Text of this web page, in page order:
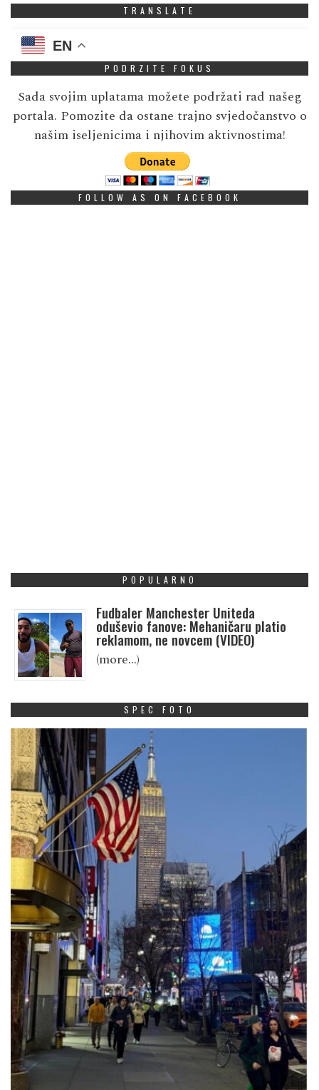
TRANSLATE
EN
PODRZITE FOKUS
Sada svojim uplatama možete podržati rad našeg
portala. Pomozite da ostane trajno svjedočanstvo o
našim iseljenicima i njihovim aktivnostima!
FOLLOW AS ON FACEBOOK
POPULARNO
Fudbaler Manchester Uniteda
oduševio fanove: Mehaničaru platio
reklamom, ne novcem (VIDEO)
(more…)
SPEC FOTO